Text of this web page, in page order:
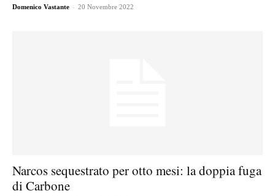
Domenico Vastante - 20 Novembre 2022
Narcos sequestrato per otto mesi: la doppia fuga
di Carbone